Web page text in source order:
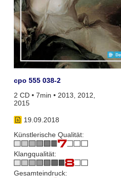
cpo 555 038-2
2 CD • 7min • 2013, 2012,
2015
19.09.2018
Künstlerische Qualität:
Klangqualität:
Gesamteindruck: